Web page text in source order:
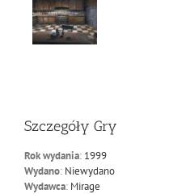
Szczegóły Gry
Rok wydania: 1999
Wydano: Niewydano
Wydawca: Mirage